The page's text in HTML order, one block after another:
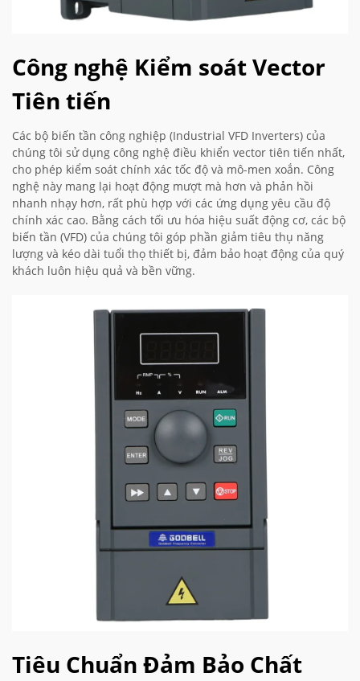
Công nghệ Kiểm soát Vector
Tiên tiến
Các bộ biến tần công nghiệp (Industrial VFD Inverters) của
chúng tôi sử dụng công nghệ điều khiển vector tiên tiến nhất,
cho phép kiểm soát chính xác tốc độ và mô-men xoắn. Công
nghệ này mang lại hoạt động mượt mà hơn và phản hồi
nhanh nhạy hơn, rất phù hợp với các ứng dụng yêu cầu độ
chính xác cao. Bằng cách tối ưu hóa hiệu suất động cơ, các bộ
biến tần (VFD) của chúng tôi góp phần giảm tiêu thụ năng
lượng và kéo dài tuổi thọ thiết bị, đảm bảo hoạt động của quý
khách luôn hiệu quả và bền vững.
Tiêu Chuẩn Đảm Bảo Chất